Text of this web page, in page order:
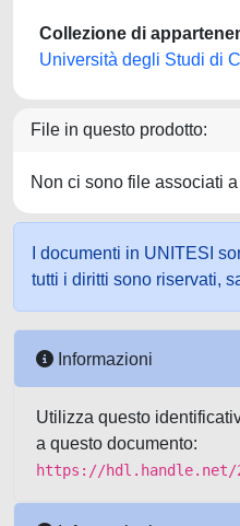
Collezione di
Università degli Studi di
File in questo prodotto:
Non ci sono file associati
I documenti in UNITESI
tutti i diritti sono riservati,
Informazioni
Utilizza questo
a questo documento:
https://hdl.handle.net/